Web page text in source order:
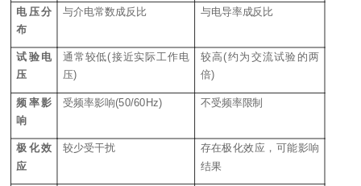
电压分
布
与介电常数成反比 与电导率成反比
试验电
压
通常较低(接近实际工作电
压)
较高(约为交流试验的两
倍)
频率影
响
受频率影响(50/60Hz) 不受频率限制
极化效
应
较少受干扰
存在极化效应，可能影响
结果